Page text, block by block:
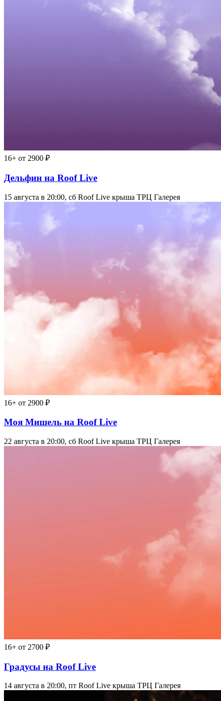
16+ от 2900 ₽
Дельфин на Roof Live
15 августа в 20:00, сб Roof Live крыша ТРЦ Галерея
16+ от 2900 ₽
Моя Мишель на Roof Live
22 августа в 20:00, сб Roof Live крыша ТРЦ Галерея
16+ от 2700 ₽
Градусы на Roof Live
14 августа в 20:00, пт Roof Live крыша ТРЦ Галерея